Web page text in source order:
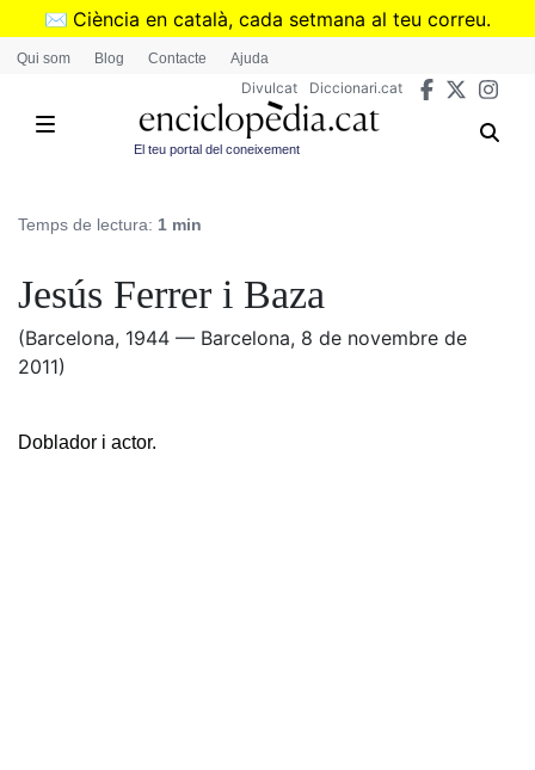
Vés
✉️ Ciència en català, cada setmana al teu correu.
➜Subscriu-te al butlletí de Divulcat
Qui som Blog Contacte Ajuda
Divulcat Diccionari.cat
El teu portal del coneixement
Temps de lectura: 1 min
Jesús Ferrer i Baza
(Barcelona, 1944 — Barcelona, 8 de novembre de
2011)
Doblador i actor.